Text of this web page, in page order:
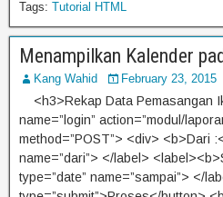
Tags: Tutorial HTML
Menampilkan Kalender
Kang Wahid February 23, 2015
<h3>Rekap Data Pemasangan
name=”login” action=”modul/
method=”POST”> <div> <b>Dari
name=”dari”> </label>
type=”date” name=”sampai”> </